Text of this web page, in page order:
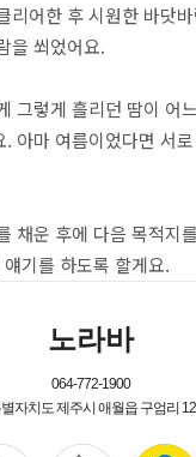
리어한 후 시원한 바닷
을 쐬었어요.
그렇게 흘리던 땀이 어
. 아마 여름이었다면 서
채운 후에 다음 목적지
기를 하도록 할게요.